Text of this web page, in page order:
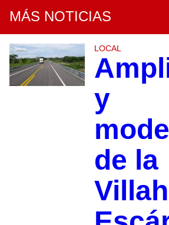
MÁS NOTICIAS
LOCAL
y
de la